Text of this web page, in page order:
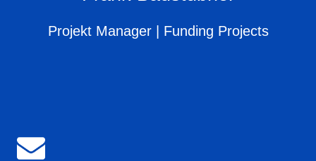
Projekt Manager | Funding Projects